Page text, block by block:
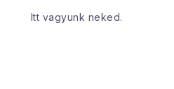
Itt vagyunk neked.